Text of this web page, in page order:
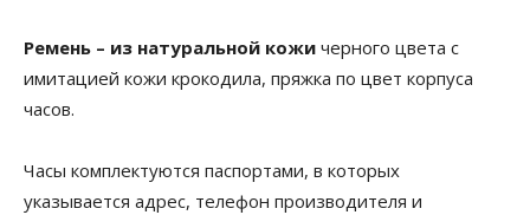
Ремень – из натуральной кожи черного цвета с
имитацией кожи крокодила, пряжка по цвет корпуса
часов.
Часы комплектуются паспортами, в которых
указывается адрес, телефон производителя и